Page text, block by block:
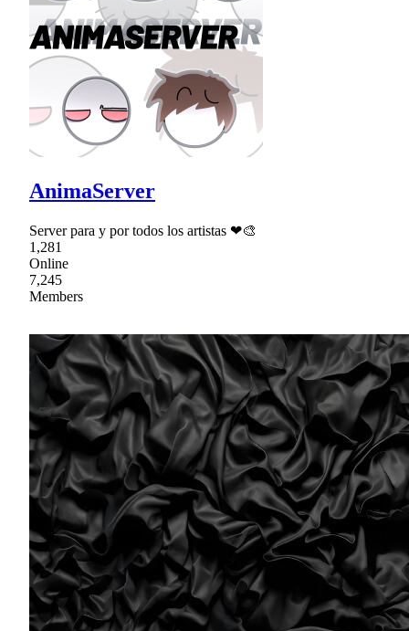
AnimaServer
Server para y por todos los artistas ❤🎨
1,281
Online
7,245
Members